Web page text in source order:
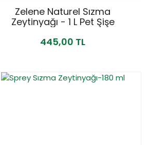
Zelene Naturel Sızma
Zeytinyağı - 1 L Pet Şişe
445,00 TL
YENİ